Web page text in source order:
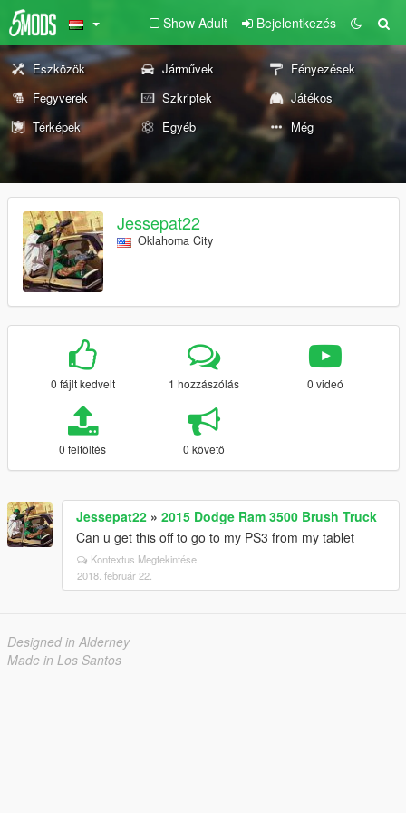
Show Adult Bejelentkezés
Eszközök Járművek
Fényezések
Fegyverek
Szkriptek
Játékos
Térképek
Egyéb Még
Jessepat22
Oklahoma City
0 fájlt kedvelt 1 hozzászólás 0 videó
0 feltöltés 0 követő
Jessepat22 » 2015 Dodge Ram 3500 Brush Truck
Can u get this off to go to my PS3 from my tablet
Kontextus Megtekintése
2018. február 22.
Designed in Alderney
Made in Los Santos